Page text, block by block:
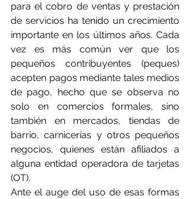
para el cobro de ventas y prestación
de servicios ha tenido un crecimiento
importante en los últimos años. Cada
vez es más común ver que los
pequeños contribuyentes (peques)
acepten pagos mediante tales medios
de pago, hecho que se observa no
solo en comercios formales, sino
también en mercados, tiendas de
barrio, carnicerías y otros pequeños
negocios, quienes están afiliados a
alguna entidad operadora de tarjetas
(OT).
Ante el auge del uso de esas formas